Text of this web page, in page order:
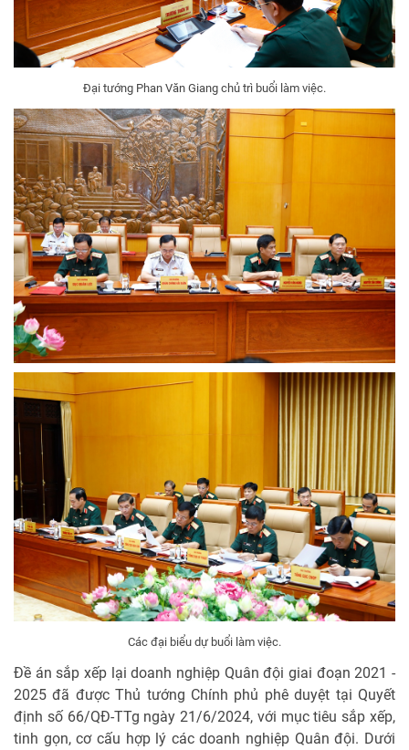
Đại tướng Phan Văn Giang chủ trì buổi làm việc.
Các đại biểu dự buổi làm việc.
Đề án sắp xếp lại doanh nghiệp Quân đội giai đoạn 2021 -
2025 đã được Thủ tướng Chính phủ phê duyệt tại Quyết
định số 66/QĐ-TTg ngày 21/6/2024, với mục tiêu sắp xếp,
tinh gọn, cơ cấu hợp lý các doanh nghiệp Quân đội. Dưới